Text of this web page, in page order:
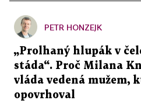
PETR HONZEJK
„Prolhaný hlupák v
stáda“. Proč Milana
vláda vedená mužem,
opovrhoval